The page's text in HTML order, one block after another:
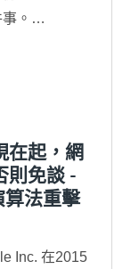
。
在起，網
則免談 -
算法重擊
Inc. 在2015